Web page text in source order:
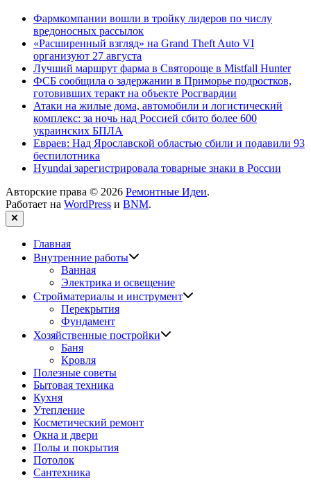
Фармкомпании вошли в тройку лидеров по числу
вредоносных рассылок
«Расширенный взгляд» на Grand Theft Auto VI
организуют 27 августа
Лучший маршрут фарма в Святороще в Mistfall Hunter
ФСБ сообщила о задержании в Приморье подростков,
готовивших теракт на объекте Росгвардии
Атаки на жилые дома, автомобили и логистический
комплекс: за ночь над Россией сбито более 600
украинских БПЛА
Евраев: Над Ярославской областью сбили и подавили 93
беспилотника
Hyundai зарегистрировала товарные знаки в России
Авторские права © 2026 Ремонтные Идеи.
Работает на WordPress и BNM.
Закрыть
Главная
Внутренние работы
Ванная
Электрика и освещение
Стройматериалы и инструмент
Перекрытия
Фундамент
Хозяйственные постройки
Баня
Кровля
Полезные советы
Бытовая техника
Кухня
Утепление
Косметический ремонт
Окна и двери
Полы и покрытия
Потолок
Сантехника